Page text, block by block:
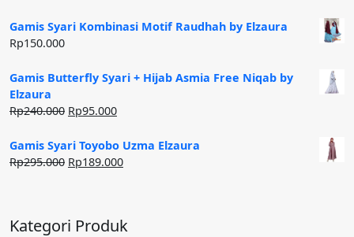
Gamis Syari Kombinasi Motif Raudhah by Elzaura
Rp150.000
Gamis Butterfly Syari + Hijab Asmia Free Niqab by
Elzaura
Rp240.000 Harga
adalah:
Rp240.000.
Rp95.000Harga
ini
adalah:
Gamis Syari Toyobo Uzma Elzaura
Rp295.000 Harga
Rp189.000Harga
Rp189.000.
Kategori Produk